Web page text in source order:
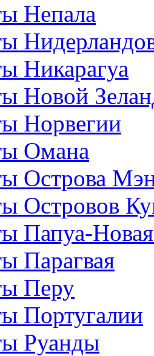
Непала
Никарагуа
Новой
Норвегии
Омана
Острова
Островов
Папуа-
Парагвая
Перу
Португалии
Руанды